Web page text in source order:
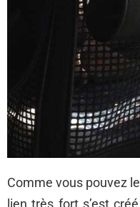
Comme vous pouvez
lien très fort s’est